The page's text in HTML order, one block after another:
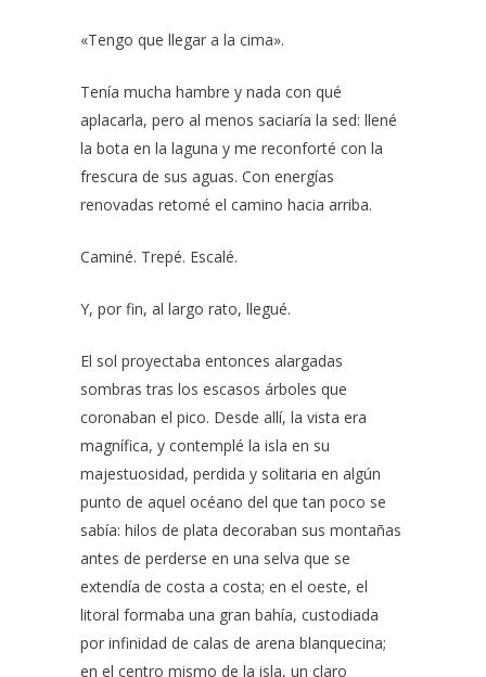
«Tengo que llegar a la cima».
Tenía mucha hambre y nada con qué
aplacarla, pero al menos saciaría la sed: llené
la bota en la laguna y me reconforté con la
frescura de sus aguas. Con energías
renovadas retomé el camino hacia arriba.
Caminé. Trepé. Escalé.
Y, por fin, al largo rato, llegué.
El sol proyectaba entonces alargadas
sombras tras los escasos árboles que
coronaban el pico. Desde allí, la vista era
magnífica, y contemplé la isla en su
majestuosidad, perdida y solitaria en algún
punto de aquel océano del que tan poco se
sabía: hilos de plata decoraban sus montañas
antes de perderse en una selva que se
extendía de costa a costa; en el oeste, el
litoral formaba una gran bahía, custodiada
por infinidad de calas de arena blanquecina;
en el centro mismo de la isla, un claro